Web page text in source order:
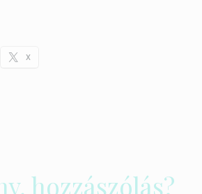
X
hozzászólás?